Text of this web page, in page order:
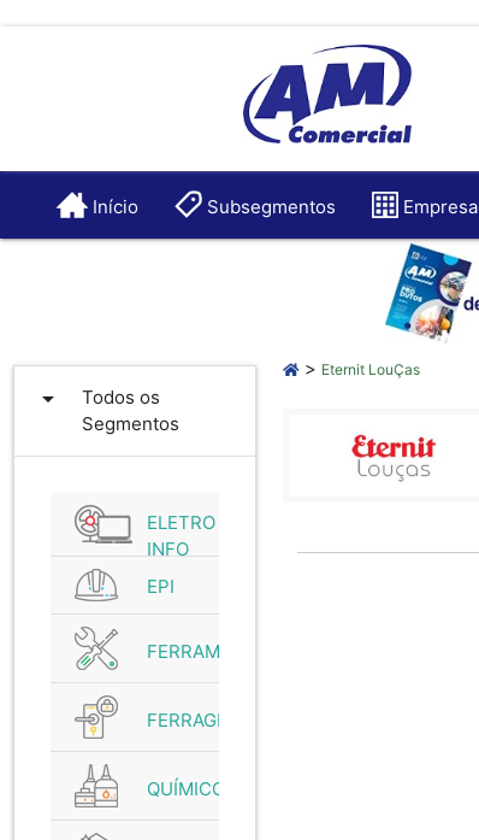
Início Subsegmentos Empresa
arrow_drop_down
Todos os
Segmentos
ELETRO
INFO
EPI
FERRAMENTAS
FERRAGENS
QUÍMICO
> Eternit LouÇas